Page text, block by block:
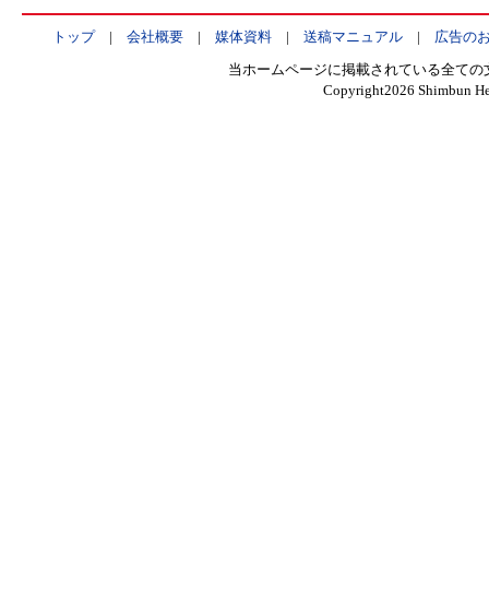
トップ| 会社概要| 媒体資料| 送稿マニュアル| 広告の
当ホームページに掲載されている全て
Copyright2026 Shimbun